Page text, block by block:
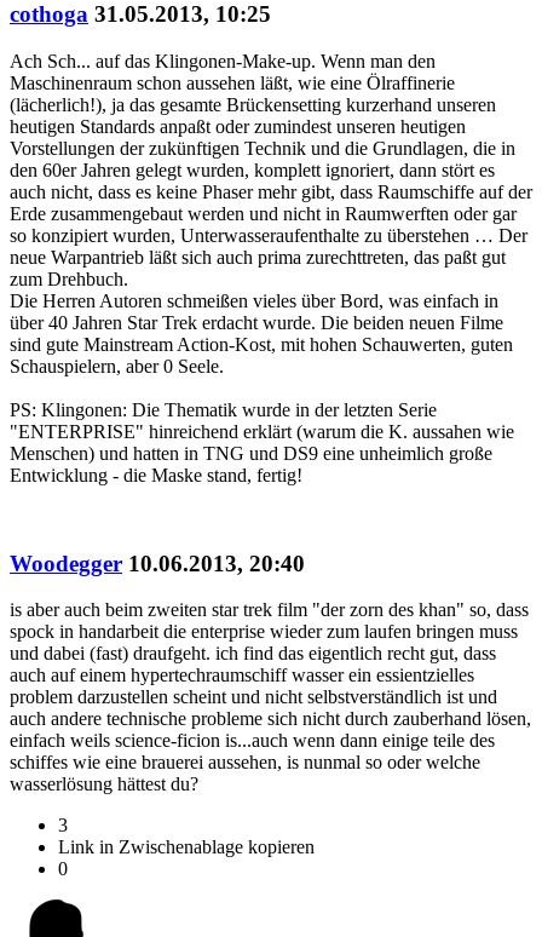
cothoga 31.05.2013, 10:25
Ach Sch... auf das Klingonen-Make-up. Wenn man den
Maschinenraum schon aussehen läßt, wie eine Ölraffinerie
(lächerlich!), ja das gesamte Brückensetting kurzerhand unseren
heutigen Standards anpaßt oder zumindest unseren heutigen
Vorstellungen der zukünftigen Technik und die Grundlagen, die in
den 60er Jahren gelegt wurden, komplett ignoriert, dann stört es
auch nicht, dass es keine Phaser mehr gibt, dass Raumschiffe auf der
Erde zusammengebaut werden und nicht in Raumwerften oder gar
so konzipiert wurden, Unterwasseraufenthalte zu überstehen … Der
neue Warpantrieb läßt sich auch prima zurechttreten, das paßt gut
zum Drehbuch.
Die Herren Autoren schmeißen vieles über Bord, was einfach in
über 40 Jahren Star Trek erdacht wurde. Die beiden neuen Filme
sind gute Mainstream Action-Kost, mit hohen Schauwerten, guten
Schauspielern, aber 0 Seele.
PS: Klingonen: Die Thematik wurde in der letzten Serie
"ENTERPRISE" hinreichend erklärt (warum die K. aussahen wie
Menschen) und hatten in TNG und DS9 eine unheimlich große
Entwicklung - die Maske stand, fertig!
Woodegger 10.06.2013, 20:40
is aber auch beim zweiten star trek film "der zorn des khan" so, dass
spock in handarbeit die enterprise wieder zum laufen bringen muss
und dabei (fast) draufgeht. ich find das eigentlich recht gut, dass
auch auf einem hypertechraumschiff wasser ein essientzielles
problem darzustellen scheint und nicht selbstverständlich ist und
auch andere technische probleme sich nicht durch zauberhand lösen,
einfach weils science-ficion is...auch wenn dann einige teile des
schiffes wie eine brauerei aussehen, is nunmal so oder welche
wasserlösung hättest du?
3
Link in Zwischenablage kopieren
0